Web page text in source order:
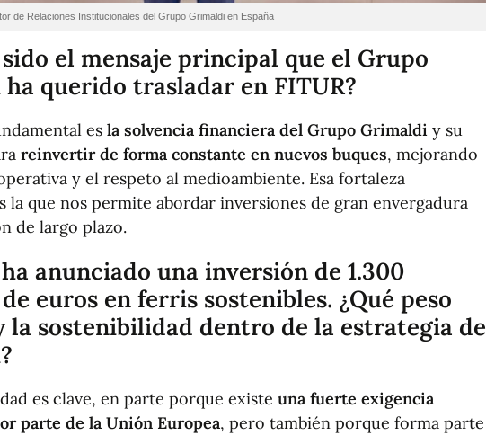
de Relaciones Institucionales del Grupo Grimaldi en España
sido el mensaje principal que el Grupo
querido trasladar en FITUR?
es la solvencia financiera del Grupo Grimaldi y su
reinvertir de forma constante en nuevos buques, mejorando
y el respeto al medioambiente. Esa fortaleza
la que nos permite abordar inversiones de gran envergadura
de largo plazo.
anunciado una inversión de 1.300
euros en ferris sostenibles. ¿Qué peso
la sostenibilidad dentro de la estrategia de
es clave, en parte porque existe una fuerte exigencia
parte de la Unión Europea, pero también porque forma parte